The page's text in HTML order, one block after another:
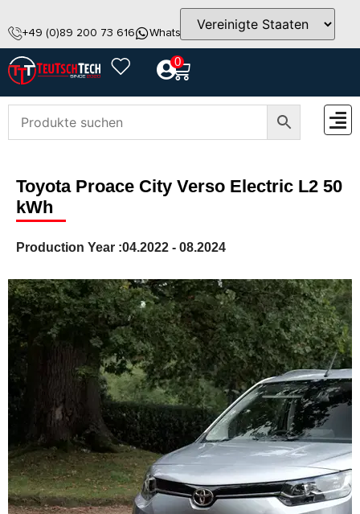
+49 (0)89 200 73 616 WhatsApp info@teutschtech.com
0
Toyota Proace City Verso Electric L2 50
kWh
Production Year :04.2022 - 08.2024